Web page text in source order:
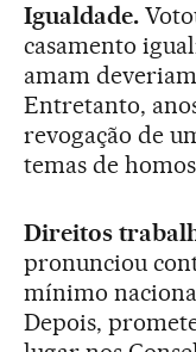
Igualdade.
casamento
amam
Entretanto,
revogação de
temas de
Direitos
pronunciou
mínimo
Depois,